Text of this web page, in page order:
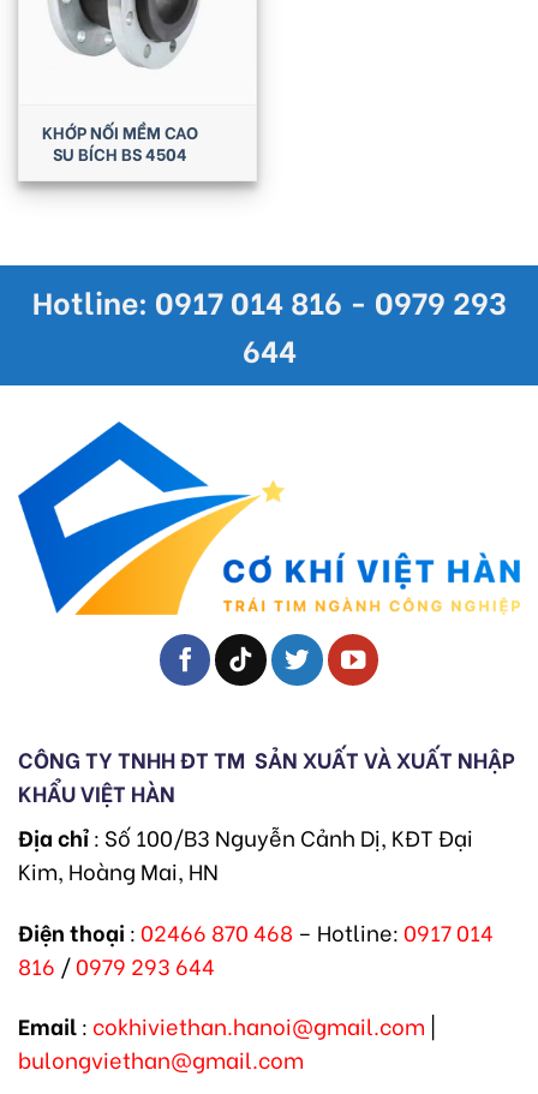
KHỚP NỐI MỀM CAO
SU BÍCH BS 4504
Hotline: 0917 014 816 - 0979 293
644
CÔNG TY TNHH ĐT TM SẢN XUẤT VÀ XUẤT NHẬP
KHẨU VIỆT HÀN
Địa chỉ: Số 100/B3 Nguyễn Cảnh Dị, KĐT Đại
Kim, Hoàng Mai, HN
Điện thoại : 02466 870 468 – Hotline: 0917 014
816 /0979 293 644
Email: cokhiviethan.hanoi@gmail.com
bulongviethan@gmail.com